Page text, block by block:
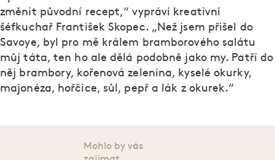
změnit původní recept,“ vypráví kreativní
šéfkuchař František Skopec. „Než jsem přišel do
Savoye, byl pro mě králem bramborového salátu
můj táta, ten ho ale dělá podobně jako my. Patří do
něj brambory, kořenová zelenina, kyselé okurky,
majonéza, hořčice, sůl, pepř a lák z okurek.“
Mohlo by vás